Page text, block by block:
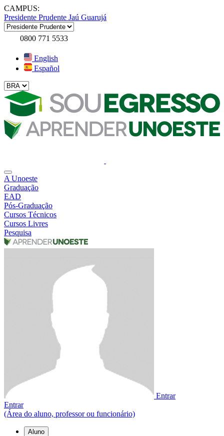
CAMPUS:
Presidente Prudente Jaú Guarujá
0800 771 5533
English
Español
A Unoeste
Graduação
EAD
Pós-Graduação
Cursos Técnicos
Cursos Livres
Pesquisa
Entrar
Entrar
(Área do aluno, professor ou funcionário)
Aluno